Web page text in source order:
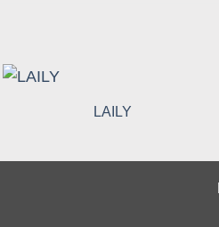
LAILY